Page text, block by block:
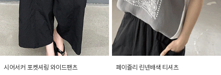
시어서커 포켓셔링 와이드팬츠
페이즐리 린넨배색 티셔츠